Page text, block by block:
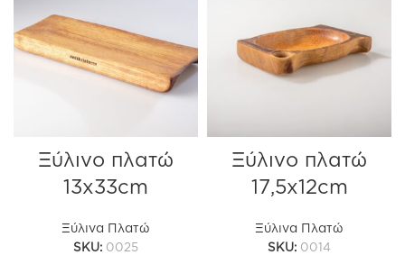
Ξύλινο πλατώ
13x33cm
Ξύλινα Πλατώ
SKU: 0025
Ξύλινο πλατώ
17,5x12cm
Ξύλινα Πλατώ
SKU: 0014